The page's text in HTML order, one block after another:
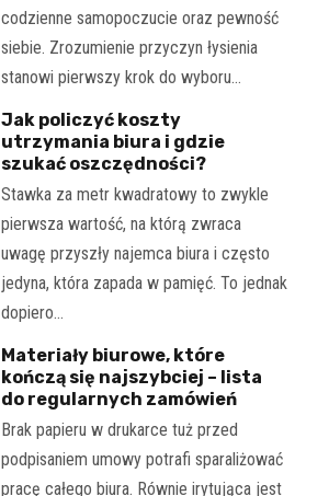
codzienne samopoczucie oraz pewność
siebie. Zrozumienie przyczyn łysienia
stanowi pierwszy krok do wyboru…
Jak policzyć koszty
utrzymania biura i gdzie
szukać oszczędności?
Stawka za metr kwadratowy to zwykle
pierwsza wartość, na którą zwraca
uwagę przyszły najemca biura i często
jedyna, która zapada w pamięć. To jednak
dopiero…
Materiały biurowe, które
kończą się najszybciej – lista
do regularnych zamówień
Brak papieru w drukarce tuż przed
podpisaniem umowy potrafi sparaliżować
pracę całego biura. Równie irytująca jest